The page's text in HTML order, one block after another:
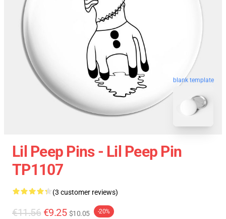
blank template
Lil Peep Pins - Lil Peep Pin
TP1107
(3 customer reviews)
€11.56 €9.25 $10.05 -20%